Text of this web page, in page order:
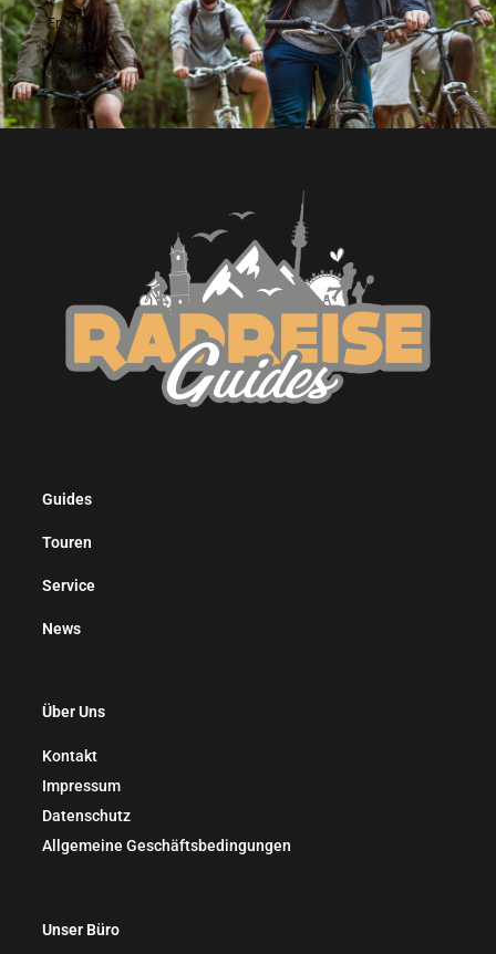
Error
validating
application
Guides
Touren
Service
News
Über Uns
Kontakt
Impressum
Datenschutz
Allgemeine Geschäftsbedingungen
Unser Büro